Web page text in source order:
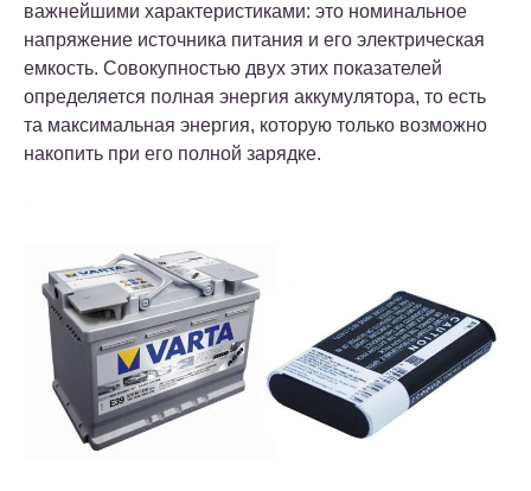
важнейшими характеристиками: это номинальное
напряжение источника питания и его электрическая
емкость. Совокупностью двух этих показателей
определяется полная энергия аккумулятора, то есть
та максимальная энергия, которую только возможно
накопить при его полной зарядке.